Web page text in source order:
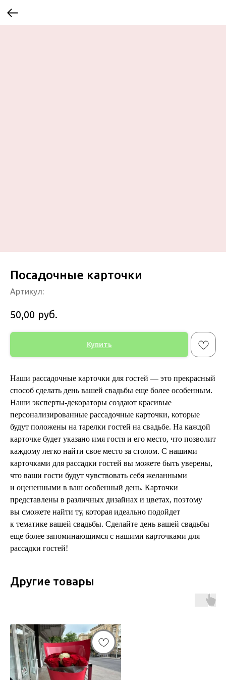
Посадочные карточки
Артикул:
50,00 руб.
Купить
Наши рассадочные карточки для гостей — это прекрасный
способ сделать день вашей свадьбы еще более особенным.
Наши эксперты-декораторы создают красивые
персонализированные рассадочные карточки, которые
будут положены на тарелки гостей на свадьбе. На каждой
карточке будет указано имя гостя и его место, что позволит
каждому легко найти свое место за столом. С нашими
карточками для рассадки гостей вы можете быть уверены,
что ваши гости будут чувствовать себя желанными
и оцененными в ваш особенный день. Карточки
представлены в различных дизайнах и цветах, поэтому
вы сможете найти ту, которая идеально подойдет
к тематике вашей свадьбы. Сделайте день вашей свадьбы
еще более запоминающимся с нашими карточками для
рассадки гостей!
Другие товары